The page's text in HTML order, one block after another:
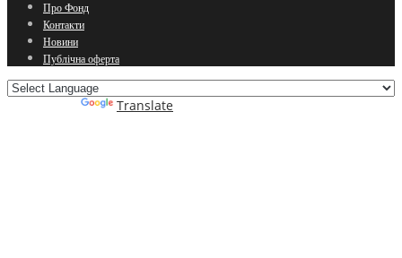
Про Фонд
Контакти
Новини
Публічна оферта
Translate